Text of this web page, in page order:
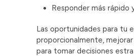
Responder más rápido
Las oportunidades para tu
proporcionalmente,
para tomar decisiones